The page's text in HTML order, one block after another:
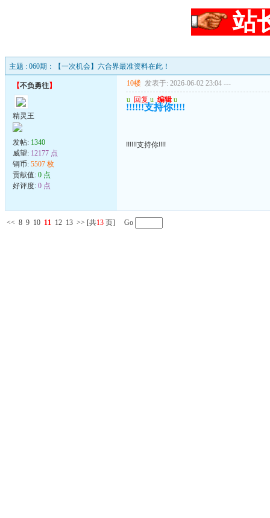
站
主题 : 060期：【一次机会】六合界最准资料在此！
【不负勇往】
精灵王
发帖: 1340
威望: 12177 点
铜币: 5507 枚
贡献值: 0 点
好评度: 0 点
10楼 发表于: 2026-06-02 23:04 ---
u 回复 u 编辑 u
!!!!!!支持你!!!!
!!!!!!支持你!!!!
<< 8 9 10 11 12 13 >> [共13 页] Go